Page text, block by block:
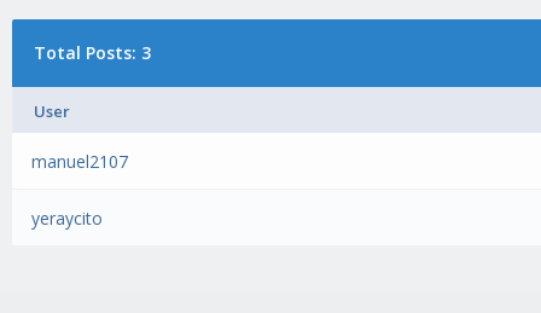
Total Posts: 3
User
manuel2107
yeraycito